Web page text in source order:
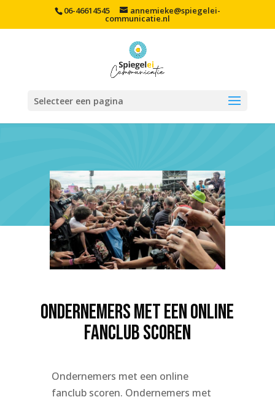
06-46614545 annemieke@spiegelei-
communicatie.nl
Selecteer een pagina
Ondernemers met een online
fanclub scoren
Ondernemers met een online
fanclub scoren. Ondernemers met